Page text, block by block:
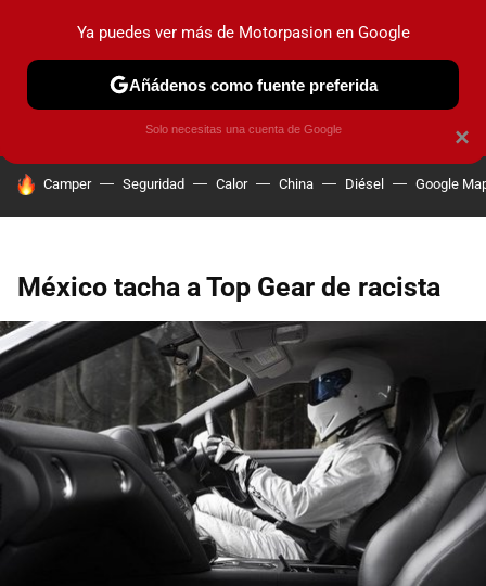
PRUEBAS COCHES ELÉCTRICOS OBSERVATORIO
HOY SE HABLA DE
Camper Seguridad Calor China Diésel Google
México tacha a Top Gear de racista
×
Ya puedes ver más de Motorpasion en Google
Añádenos como fuente preferida
Solo necesitas una cuenta de Google